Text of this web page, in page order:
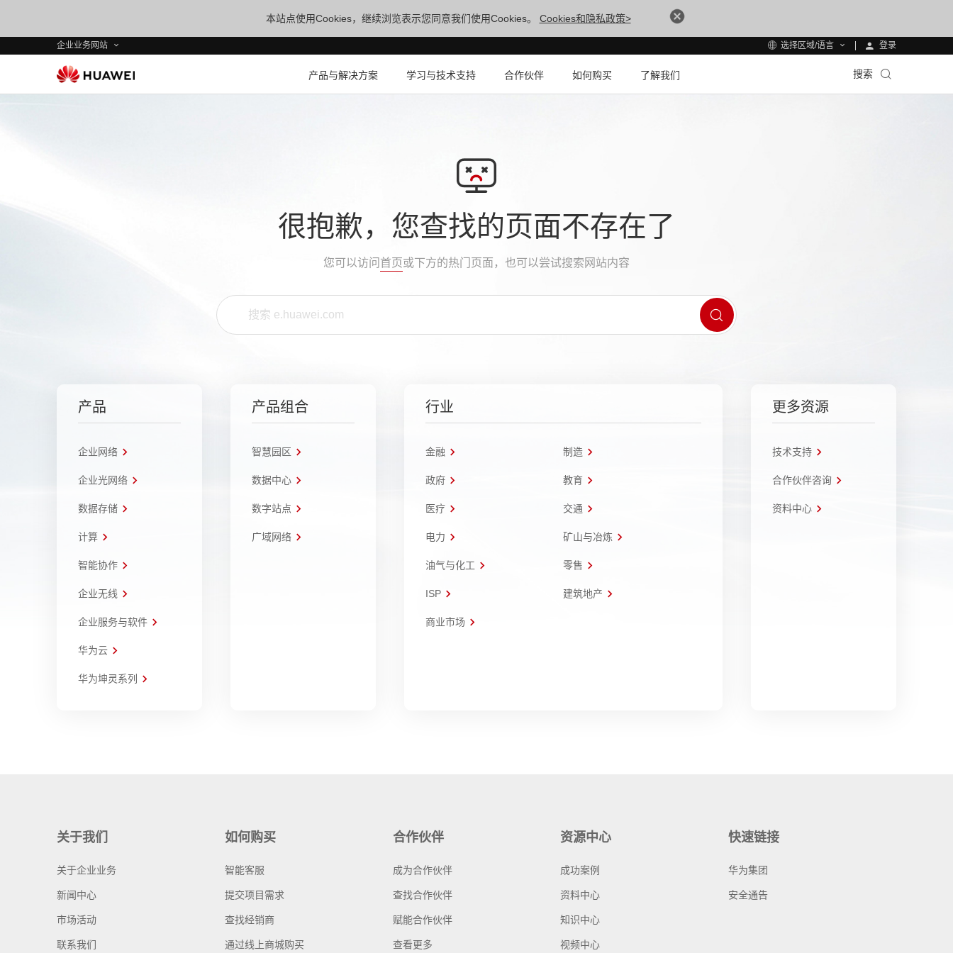
本站点使用Cookies，继续浏览表示您同意我们使用Cookies。 Cookies和隐私政策>
企业业务网站 选择区域/语言 登录
产品与解决方案 学习与技术支持 合作伙伴 如何购买 了解我们 搜索
很抱歉，您查找的页面不存在了
您可以访问 首页或下方的热门页面，也可以尝试搜索网站内容
产品
企业网络
企业光网络
数据存储
计算
智能协作
企业无线
企业服务与软件
华为云
华为坤灵系列
产品组合
智慧园区
数据中心
数字站点
广域网络
行业
金融 制造
政府 教育
医疗 交通
电力 矿山与冶炼
油气与化工 零售
ISP 建筑地产
商业市场
更多资源
技术支持
合作伙伴咨询
资料中心
关于我们
关于企业业务
新闻中心
市场活动
联系我们
如何购买
智能客服
提交项目需求
查找经销商
通过线上商城购买
合作伙伴
成为合作伙伴
查找合作伙伴
赋能合作伙伴
查看更多
资源中心
成功案例
资料中心
知识中心
视频中心
快速链接
华为集团
安全通告